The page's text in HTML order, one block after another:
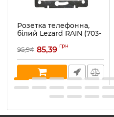
Розетка телефонна,
білий Lezard RAIN (703-
Артикул:703-0288-137
В наявності:2
95,94 85,39 грн